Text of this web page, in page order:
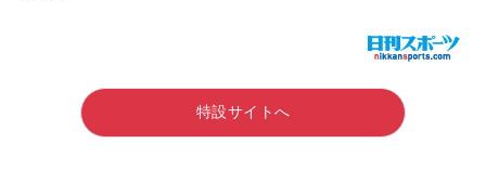
特設サイトへ